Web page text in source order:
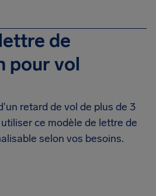
de
pour vol
retard de vol de plus de 3
ce modèle de lettre de
selon vos besoins.